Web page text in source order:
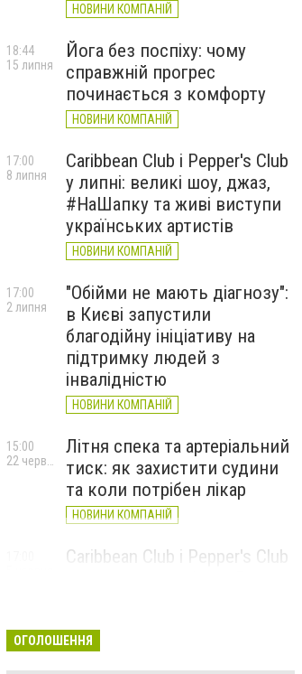
НОВИНИ КОМПАНІЙ
Йога без поспіху: чому
справжній прогрес
починається з комфорту
НОВИНИ КОМПАНІЙ
18:44
15 липня
Caribbean Club і Pepper's Club
у липні: великі шоу, джаз,
#НаШапку та живі виступи
українських артистів
НОВИНИ КОМПАНІЙ
17:00
8 липня
"Обійми не мають діагнозу":
в Києві запустили
благодійну ініціативу на
підтримку людей з
інвалідністю
НОВИНИ КОМПАНІЙ
17:00
2 липня
Літня спека та артеріальний
тиск: як захистити судини
та коли потрібен лікар
НОВИНИ КОМПАНІЙ
15:00
Caribbean Club і Pepper's Club
НОВИНИ КОМПАНІЙ
ОГОЛОШЕННЯ